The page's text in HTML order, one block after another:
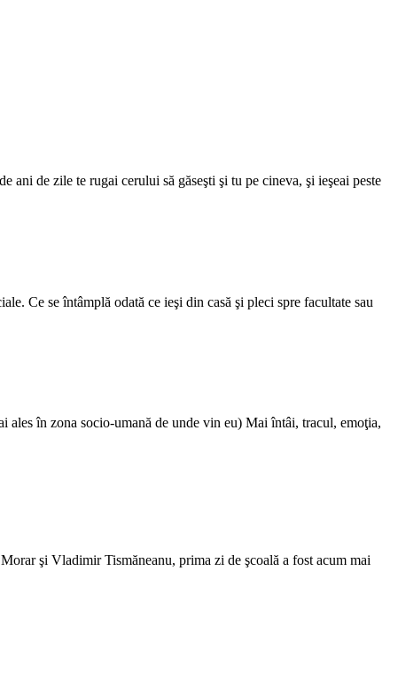
ani de zile te rugai cerului să găseşti şi tu pe cineva, şi ieşeai peste
Ce se întâmplă odată ce ieşi din casă şi pleci spre facultate sau
ales în zona socio-umană de unde vin eu) Mai întâi, tracul, emoţia,
şi Vladimir Tismăneanu, prima zi de şcoală a fost acum mai